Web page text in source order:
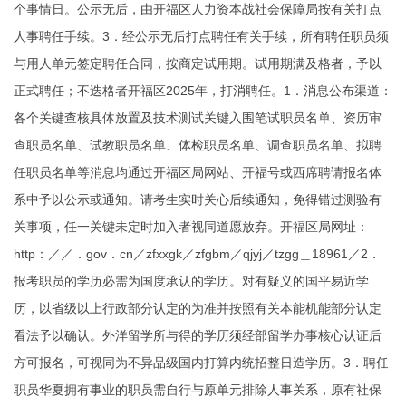
个事情日。公示无后，由开福区人力资本战社会保障局按有关打点
人事聘任手续。3．经公示无后打点聘任有关手续，所有聘任职员须
与用人单元签定聘任合同，按商定试用期。试用期满及格者，予以
正式聘任；不迭格者开福区2025年，打消聘任。1．消息公布渠道：
各个关键查核具体放置及技术测试关键入围笔试职员名单、资历审
查职员名单、试教职员名单、体检职员名单、调查职员名单、拟聘
任职员名单等消息均通过开福区局网站、开福号或西席聘请报名体
系中予以公示或通知。请考生实时关心后续通知，免得错过测验有
关事项，任一关键未定时加入者视同道愿放弃。开福区局网址：
http：／／．gov．cn／zfxxgk／zfgbm／qjyj／tzgg＿18961／2．
报考职员的学历必需为国度承认的学历。对有疑义的国平易近学
历，以省级以上行政部分认定的为准并按照有关本能机能部分认定
看法予以确认。外洋留学所与得的学历须经部留学办事核心认证后
方可报名，可视同为不异品级国内打算内统招整日造学历。3．聘任
职员华夏拥有事业的职员需自行与原单元排除人事关系，原有社保